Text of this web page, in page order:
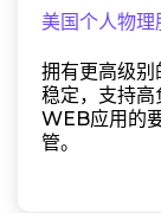
美国个人物理
拥有更高级
稳定，支持
WEB应用的
管。